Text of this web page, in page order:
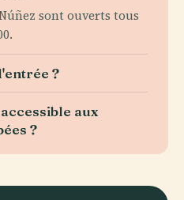
sont ouverts tous
?
aux
?